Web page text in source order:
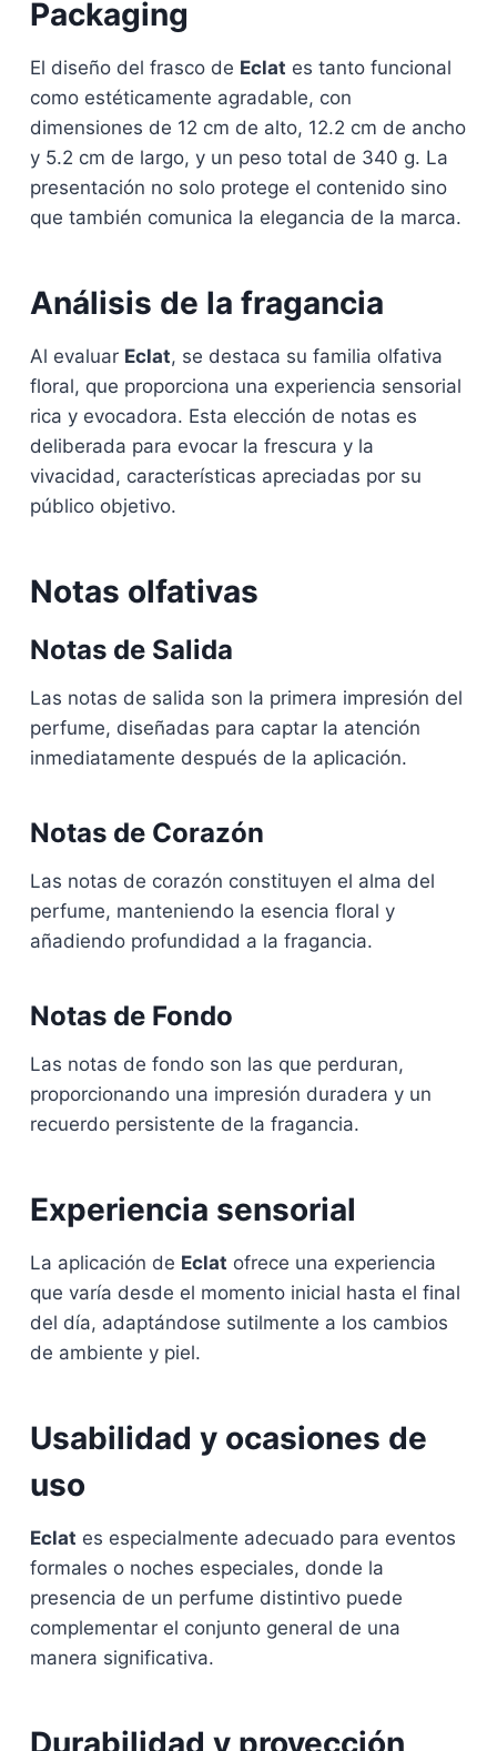
Packaging
El diseño del frasco de Eclat es tanto funcional
como estéticamente agradable, con
dimensiones de 12 cm de alto, 12.2 cm de ancho
y 5.2 cm de largo, y un peso total de 340 g. La
presentación no solo protege el contenido sino
que también comunica la elegancia de la marca.
Análisis de la fragancia
Al evaluar Eclat, se destaca su familia olfativa
floral, que proporciona una experiencia sensorial
rica y evocadora. Esta elección de notas es
deliberada para evocar la frescura y la
vivacidad, características apreciadas por su
público objetivo.
Notas olfativas
Notas de Salida
Las notas de salida son la primera impresión del
perfume, diseñadas para captar la atención
inmediatamente después de la aplicación.
Notas de Corazón
Las notas de corazón constituyen el alma del
perfume, manteniendo la esencia floral y
añadiendo profundidad a la fragancia.
Notas de Fondo
Las notas de fondo son las que perduran,
proporcionando una impresión duradera y un
recuerdo persistente de la fragancia.
Experiencia sensorial
La aplicación de Eclat ofrece una experiencia
que varía desde el momento inicial hasta el final
del día, adaptándose sutilmente a los cambios
de ambiente y piel.
Usabilidad y ocasiones de
uso
Eclat es especialmente adecuado para eventos
formales o noches especiales, donde la
presencia de un perfume distintivo puede
complementar el conjunto general de una
manera significativa.